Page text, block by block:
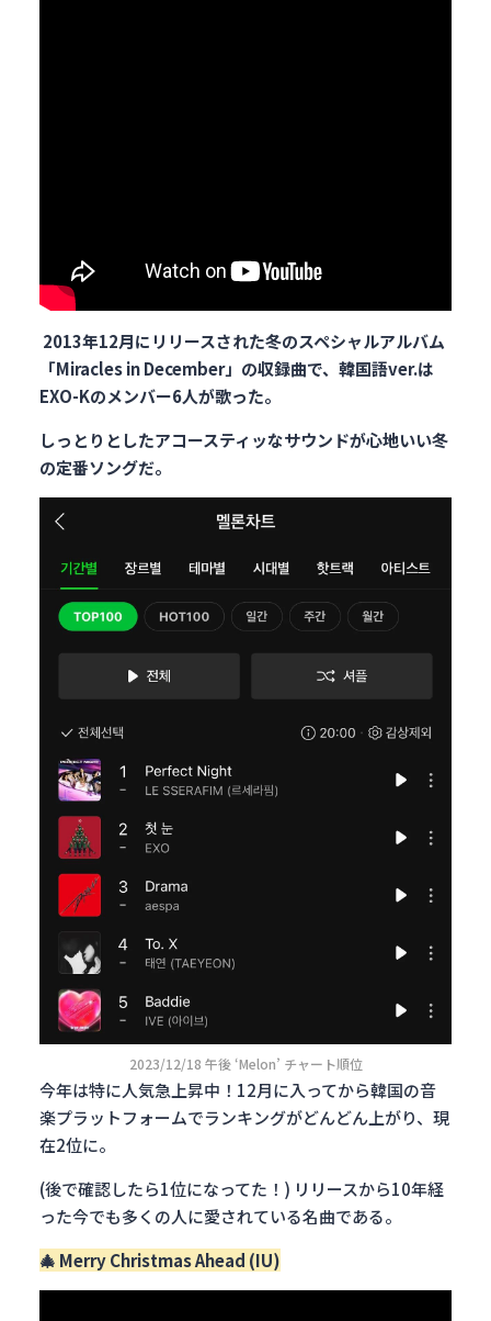
2013年12月にリリースされた冬のスペシャルアルバム
「Miracles in December」の収録曲で、韓国語ver.は
EXO-Kのメンバー6人が歌った。
しっとりとしたアコースティッなサウンドが心地いい冬
の定番ソングだ。
2023/12/18 午後 ‘Melon’ チャート順位
今年は特に人気急上昇中！12月に入ってから韓国の音
楽プラットフォームでランキングがどんどん上がり、現
在2位に。
(後で確認したら1位になってた！) リリースから10年経
った今でも多くの人に愛されている名曲である。
🎄 Merry Christmas Ahead (IU)